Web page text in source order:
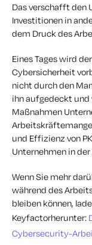
Das verschafft den
Investitionen in
dem Druck des
Eines Tages wird
Cybersicherheit
nicht durch den
ihn aufgedeckt und
Maßnahmen
und Effizienz von
Unternehmen in
Wenn Sie mehr
während des
bleiben können,
Keyfactorherunter:
Cybersecurity-